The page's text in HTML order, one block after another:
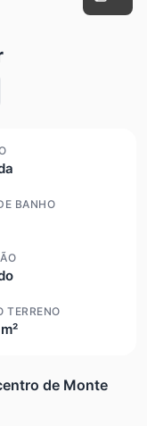
BANHO
TERRENO
de Monte